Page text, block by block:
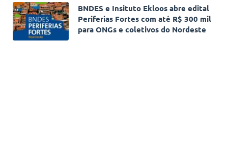
BNDES e Insituto Ekloos abre edital
Periferias Fortes com até R$ 300 mil
para ONGs e coletivos do Nordeste